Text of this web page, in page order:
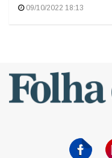
09/10/2022 18:13